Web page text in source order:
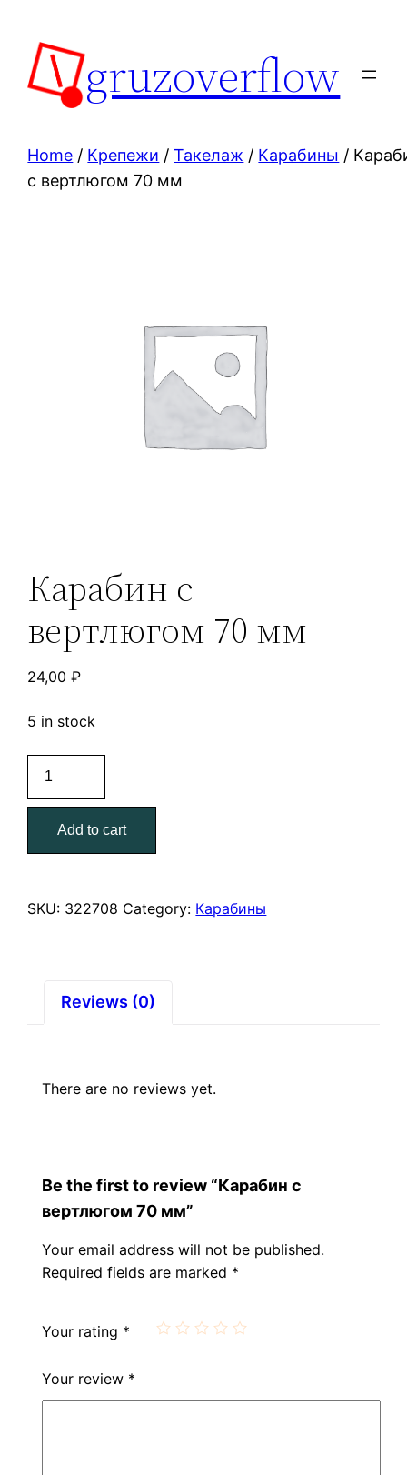
content
gruzoverflow
Home / Крепежи /Такелаж / Карабины /
с вертлюгом 70 мм
Карабин с
вертлюгом 70 мм
24,00₽
5 in stock
вертлюгом
мм
Add to cart
SKU: 322708 Category: Карабины
Reviews (0)
There are no reviews yet.
Be the first to review “Карабин с
вертлюгом 70 мм”
Your email address will not be published.
Required fields are marked *
Your rating *
Your review *